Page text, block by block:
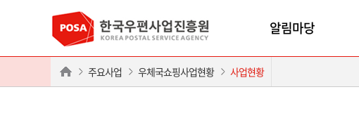
알림마당
주요사업 우체국쇼핑사업현황 사업현황